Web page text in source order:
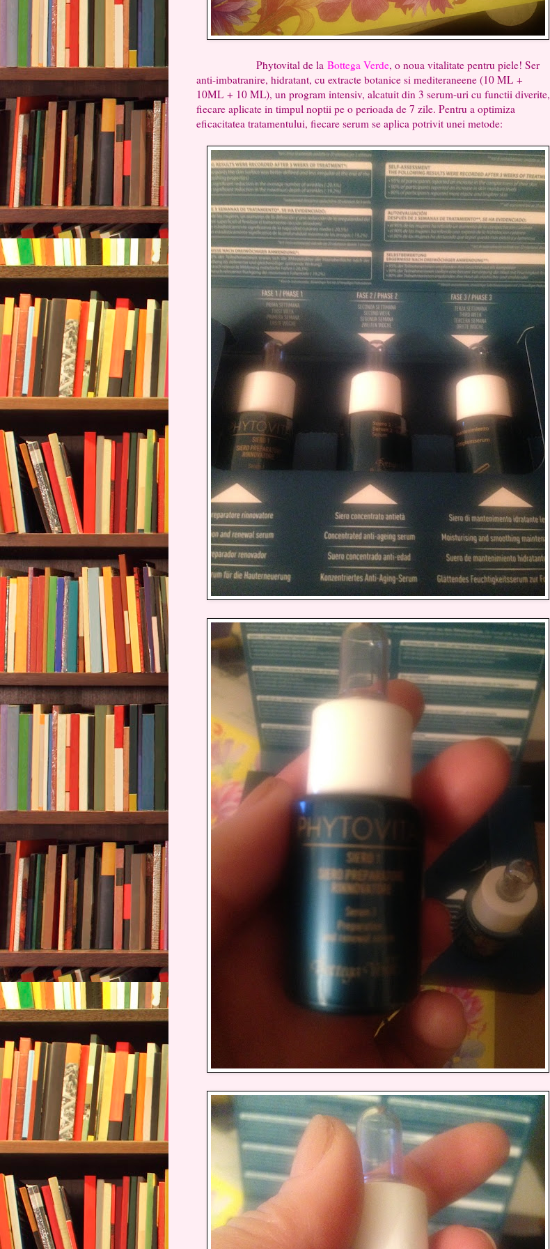
Phytovital de la Bottega Verde, o noua vitalitate pentru piele! Ser
anti-imbatranire, hidratant, cu extracte botanice si mediteraneene (10 ML +
10ML + 10 ML), un program intensiv, alcatuit din 3 serum-uri cu functii diverite,
fiecare aplicate in timpul noptii pe o perioada de 7 zile. Pentru a optimiza
eficacitatea tratamentului, fiecare serum se aplica potrivit unei metode: